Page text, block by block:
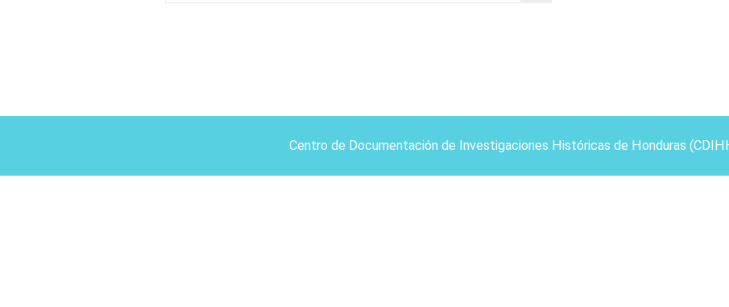
Centro de Documentación de Investigaciones Históricas de Honduras